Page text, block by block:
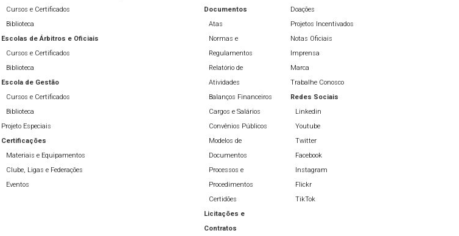
Cursos e Certificados
Biblioteca
Escolas de Árbitros e Oficiais
Cursos e Certificados
Biblioteca
Escola de Gestão
Cursos e Certificados
Biblioteca
Projeto Especiais
Certificações
Materiais e Equipamentos
Clube, Ligas e Federações
Eventos
Documentos
Atas
Normas e
Regulamentos
Relatório de
Atividades
Balanços Financeiros
Cargos e Salários
Convênios Públicos
Modelos de
Documentos
Processos e
Procedimentos
Certidões
Licitações e
Contratos
Doações
Projetos Incentivados
Notas Oficiais
Imprensa
Marca
Trabalhe Conosco
Redes Sociais
Linkedin
Youtube
Twitter
Facebook
Instagram
Flickr
TikTok